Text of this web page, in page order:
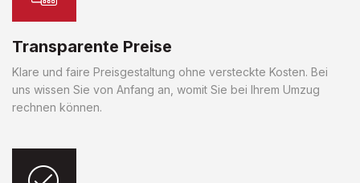
Transparente Preise
Klare und faire Preisgestaltung ohne versteckte Kosten. Bei
uns wissen Sie von Anfang an, womit Sie bei Ihrem Umzug
rechnen können.